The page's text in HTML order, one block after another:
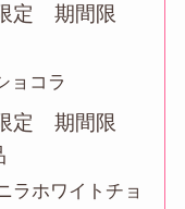
定 期間限
ョコラ
定 期間限
ラホワイトチョ